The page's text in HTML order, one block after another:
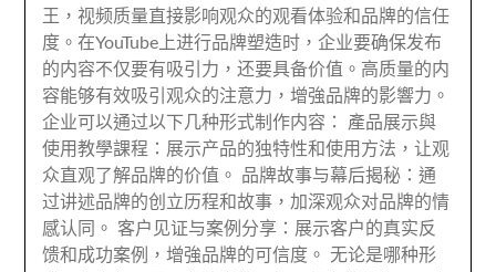
王 ， 视频质量直接影响观众的观看体验和品牌的信任
度 。在YouTube上进行品牌塑造时 ，企业要确保发布
的内容不仅要有吸引力 ，还要具备价值 。 高质量的内
容能够有效吸引观众的注意力 ，增強品牌的影響力。
企业可以通过以下几种形式制作内容 ： 產品展示與
使用教學課程： 展示产品的独特性和使用方法 ，让观
众直观了解品牌的价值 。 品牌故事与幕后揭秘 ：通
过讲述品牌的创立历程和故事 ， 加深观众对品牌的情
感认同 。 客户见证与案例分享 ： 展示客户的真实反
馈和成功案例
，增強品牌的可信度。无论是哪种形